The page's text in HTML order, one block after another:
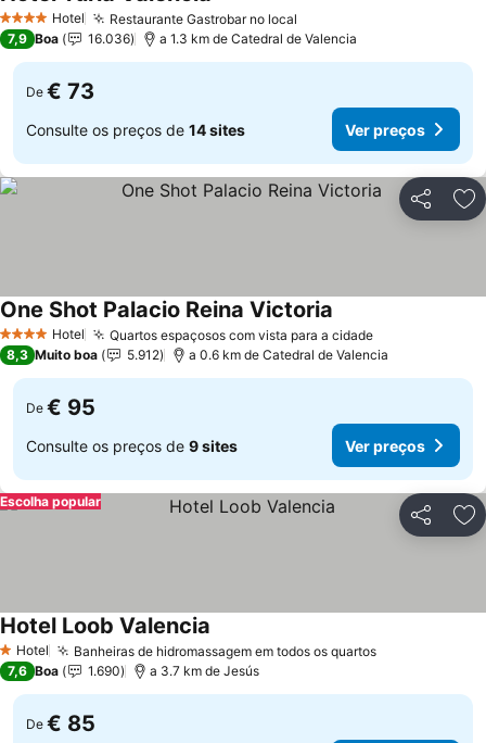
4 EstrelasHotel Restaurante Gastrobar no local
7,9 Boa 16.036 a 1.3 km de Catedral de Valencia
De € 73
Consulte os preços de 14 sites Ver preços
Partilhar
4 EstrelasHotel Quartos espaçosos com vista para a cidade
One Shot Palacio Reina Victoria
8,3 Muito boa 5.912 a 0.6 km de Catedral de Valencia
De € 95
Consulte os preços de 9 sites Ver preços
Partilhar
Escolha popular
1 Estrelas
Hotel Banheiras de hidromassagem em todos os quartos
Hotel Loob Valencia
7,6 Boa 1.690 a 3.7 km de Jesús
De € 85